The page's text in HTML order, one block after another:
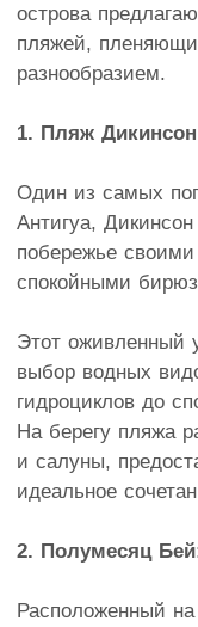
острова
пляжей,
разнообразием.
1. Пляж
Один из самых
Антигуа,
побережье
спокойными
Этот оживленный
выбор водных
гидроциклов до
На берегу пляжа
и салуны,
идеальное
2. Полумесяц
Расположенный